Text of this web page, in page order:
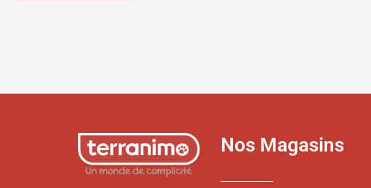
Nos Magasins